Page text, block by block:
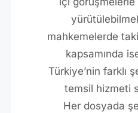
mahkemelerde
kapsamında
Türkiye’nin farklı
temsil hizmeti
Her dosyada